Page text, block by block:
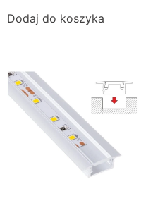
Dodaj do koszyka